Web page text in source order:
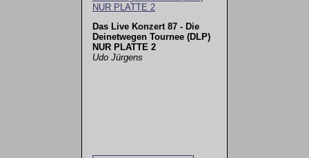
Das Live Konzert 87 - Die
Deinetwegen Tournee (DLP)
NUR PLATTE 2
Udo Jürgens